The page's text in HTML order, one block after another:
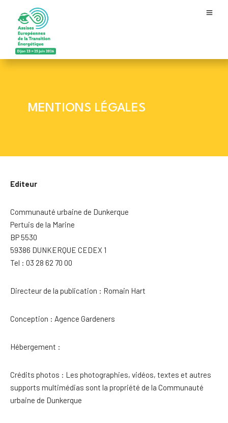
MENTIONS LÉGALES
Editeur
Communauté urbaine de Dunkerque
Pertuis de la Marine
BP 5530
59386 DUNKERQUE CEDEX 1
Tel : 03 28 62 70 00
Directeur de la publication : Romain Hart
Conception : Agence Gardeners
Hébergement :
Crédits photos : Les photographies, vidéos, textes et autres
supports multimédias sont la propriété de la Communauté
urbaine de Dunkerque